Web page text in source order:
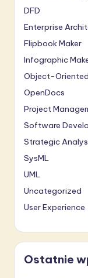
DFD
Enterprise
Flipbook Maker
Infographic
Object-
OpenDocs
Project
Software
Strategic
SysML
UML
Uncategorized
User Experience
Ostatnie